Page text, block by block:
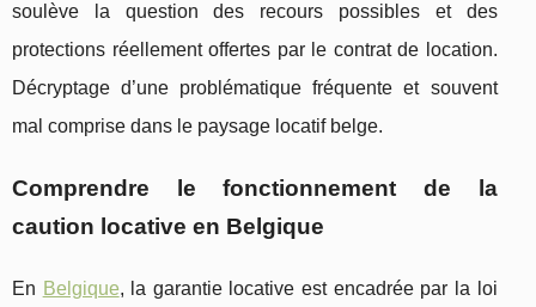
soulève la question des recours possibles et des
protections réellement offertes par le contrat de location.
Décryptage d’une problématique fréquente et souvent
mal comprise dans le paysage locatif belge.
Comprendre le fonctionnement de la
caution locative en Belgique
En Belgique, la garantie locative est encadrée par la loi